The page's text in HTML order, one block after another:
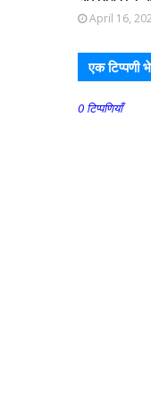
April 16,
एक टिप्पणी
0 टिप्पणियाँ